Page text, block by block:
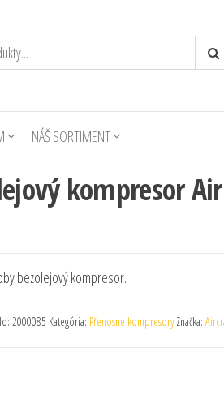
NÁŠ SORTIMENT
kompresor
bezolejový kompresor.
2000085 Kategória: Přenosné kompresory Značka: